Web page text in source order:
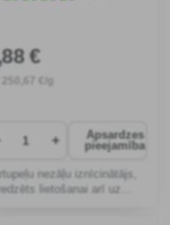
€
250 ,67 €/g
+
Apsardzes
pieejamība
nezāļu iznīcinātājs,
lietošanai arī uz